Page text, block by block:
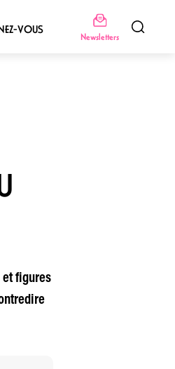
VOUS
Newsletters
et figures